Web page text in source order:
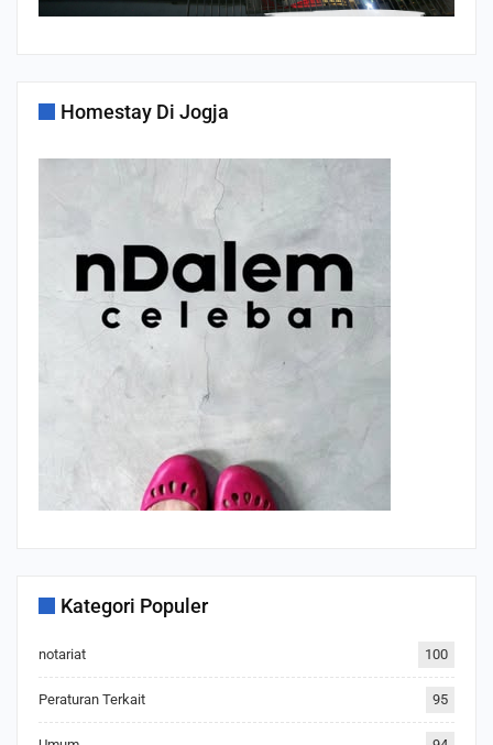
Homestay Di Jogja
Kategori Populer
notariat 100
Peraturan Terkait 95